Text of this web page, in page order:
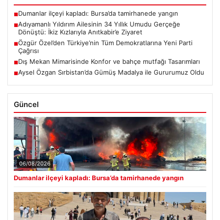
■Dumanlar ilçeyi kapladı: Bursa’da tamirhanede yangın
■Adıyamanlı Yıldırım Ailesinin 34 Yıllık Umudu Gerçeğe
Dönüştü: İkiz Kızlarıyla Anıtkabir’e Ziyaret
■Özgür Özel’den Türkiye’nin Tüm Demokratlarına Yeni Parti
Çağrısı
■Dış Mekan Mimarisinde Konfor ve bahçe mutfağı Tasarımları
■Aysel Özgan Sırbistan’da Gümüş Madalya ile Gururumuz Oldu
Güncel
06/08/2026
Dumanlar ilçeyi kapladı: Bursa’da tamirhanede yangın